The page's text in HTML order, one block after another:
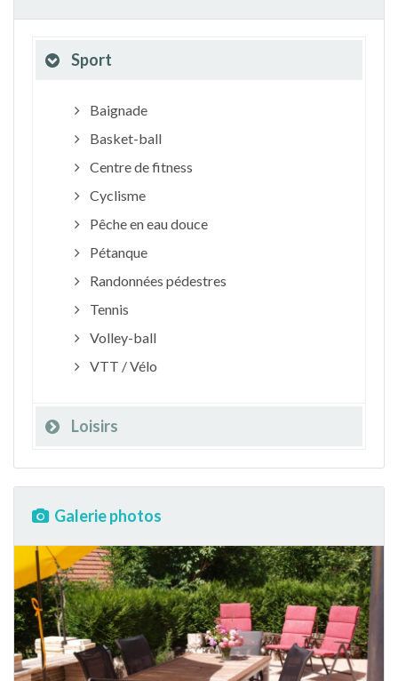
Sport
Baignade
Basket-ball
Centre de fitness
Cyclisme
Pêche en eau douce
Pétanque
Randonnées pédestres
Tennis
Volley-ball
VTT / Vélo
Loisirs
Galerie photos